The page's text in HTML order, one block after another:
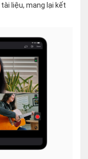
liệu, mang lại kết